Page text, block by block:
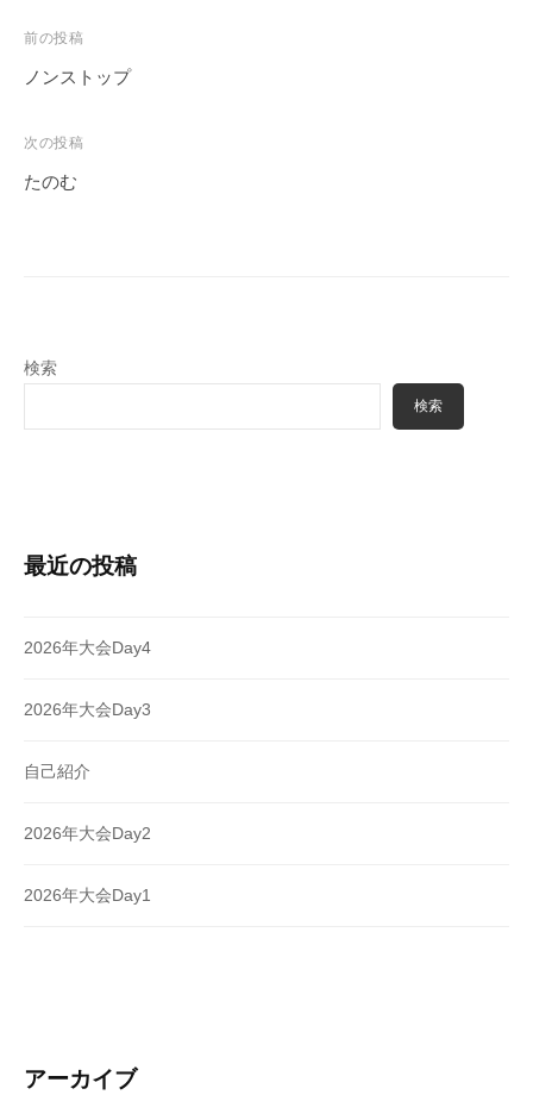
投
稿
ビ
ゲ
前の投稿
ノンストップ
次の投稿
たのむ
検索
検索
最近の投稿
2026年大会Day4
2026年大会Day3
自己紹介
2026年大会Day2
2026年大会Day1
アーカイブ